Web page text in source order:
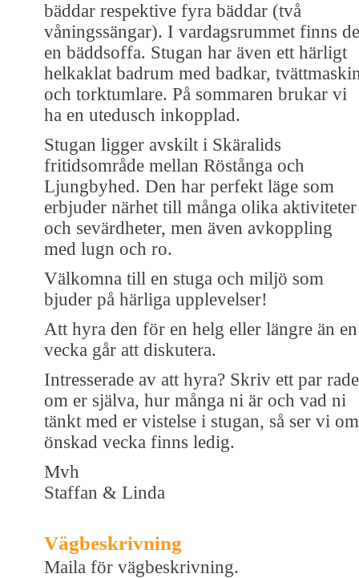
bäddar respektive fyra bäddar (två
våningssängar). I vardagsrummet finns
en bäddsoffa. Stugan har även ett härligt
helkaklat badrum med badkar,
och torktumlare. På sommaren brukar vi
ha en utedusch inkopplad.
Stugan ligger avskilt i Skäralids
fritidsområde mellan Röstånga och
Ljungbyhed. Den har perfekt läge som
erbjuder närhet till många olika aktiviteter
och sevärdheter, men även avkoppling
med lugn och ro.
Välkomna till en stuga och miljö som
bjuder på härliga upplevelser!
Att hyra den för en helg eller längre än en
vecka går att diskutera.
Intresserade av att hyra? Skriv ett par
om er själva, hur många ni är och vad ni
tänkt med er vistelse i stugan, så ser vi om
önskad vecka finns ledig.
Mvh
Staffan & Linda
Vägbeskrivning
Maila för vägbeskrivning.